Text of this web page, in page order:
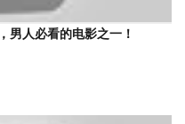
男人必看的电影之一！